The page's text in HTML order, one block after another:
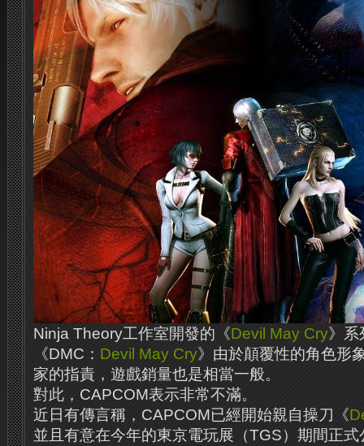
Ninja Theory工作室開發的《Devil May Cry》系
《DMC： Devil May Cry》由於顛覆性的角色形
家的指責，遊戲銷量也是相當一般。
對此，CAPCOM表示非常不滿。
近日有傳言稱，CAPCOM已經開始親自操刀《
並且有意在今年的東京電玩展（TGS）期間正